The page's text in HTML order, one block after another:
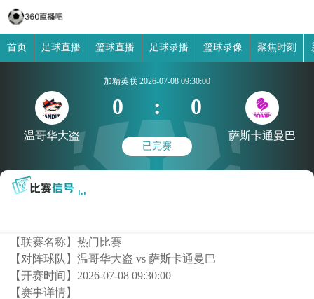
首页 足球直播 篮球直播 足球录播 篮球录像 聚焦时刻
温哥华大盗
加精英联 2026-07-08 09:30:00
0 : 0
已完赛
萨斯卡通曼巴
【联赛名称】热门比赛
【对阵球队】温哥华大盗 vs 萨斯卡通曼巴
【开赛时间】 2026-07-08 09:30:00
【赛事详情】